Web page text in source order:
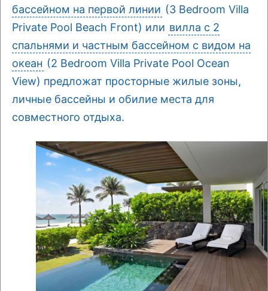
бассейном на первой линии (3 Bedroom Villa
Private Pool Beach Front) или вилла с 2
спальнями и частным бассейном с видом на
океан (2 Bedroom Villa Private Pool Ocean
View) предложат просторные жилые зоны,
личные бассейны и обилие места для
совместного отдыха.